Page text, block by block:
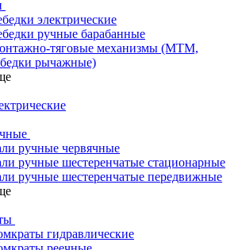
электрические
ручные барабанные
тяговые механизмы (МТМ,
рычажные)
ручные червячные
ручные шестеренчатые стационарные
ручные шестеренчатые передвижные
гидравлические